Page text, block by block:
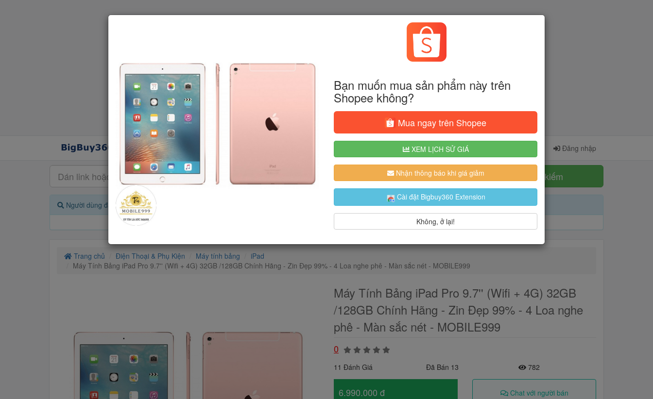
Cài đặt Extension Đăng nhập
Tìm kiếm
Người dùng đang quan tâm đến 🔥...
Trang chủ Điện Thoại & Phụ Kiện Máy tính bảng
iPad
Máy Tính Bảng iPad Pro 9.7'' (Wifi + 4G) 32GB /128GB Chính Hãng - Zin Đẹp 99% - 4 Loa nghe phê - Màn sắc nét - MOBILE999
Máy Tính Bảng iPad Pro 9.7'' (Wifi + 4G) 32GB
/128GB Chính Hãng - Zin Đẹp 99% - 4 Loa nghe
phê - Màn sắc nét - MOBILE999
0
11 Đánh Giá Đã Bán 13 782
6.990.000 đ Chat với người bán
Bạn muốn mua sản phẩm này trên
Shopee không?
Mua ngay trên Shopee
XEM LỊCH SỬ GIÁ
Nhận thông báo khi giá giảm
Cài đặt Bigbuy360 Extension
Không, ở lại!